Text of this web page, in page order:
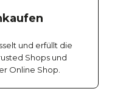
und erfüllt die
Shops und
Online Shop.